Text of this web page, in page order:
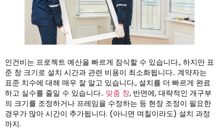
인건비는 프로젝트 예산을 빠르게 잠식할 수 있습니다., 하지만 표
준 창 크기로 설치 시간과 관련 비용이 최소화됩니다.. 계약자는
표준 치수에 대해 매우 잘 알고 있습니다., 설치를 더 빠르게 완료
하고 실수를 줄일 수 있습니다.. 맞춤 창, 반면에, 대략적인 개구부
의 크기를 조정하거나 프레임을 수정하는 등 현장 조정이 필요한
경우가 많아 시간이 추가됩니다. (아니면 며칠이라도) 설치 과정
까지.